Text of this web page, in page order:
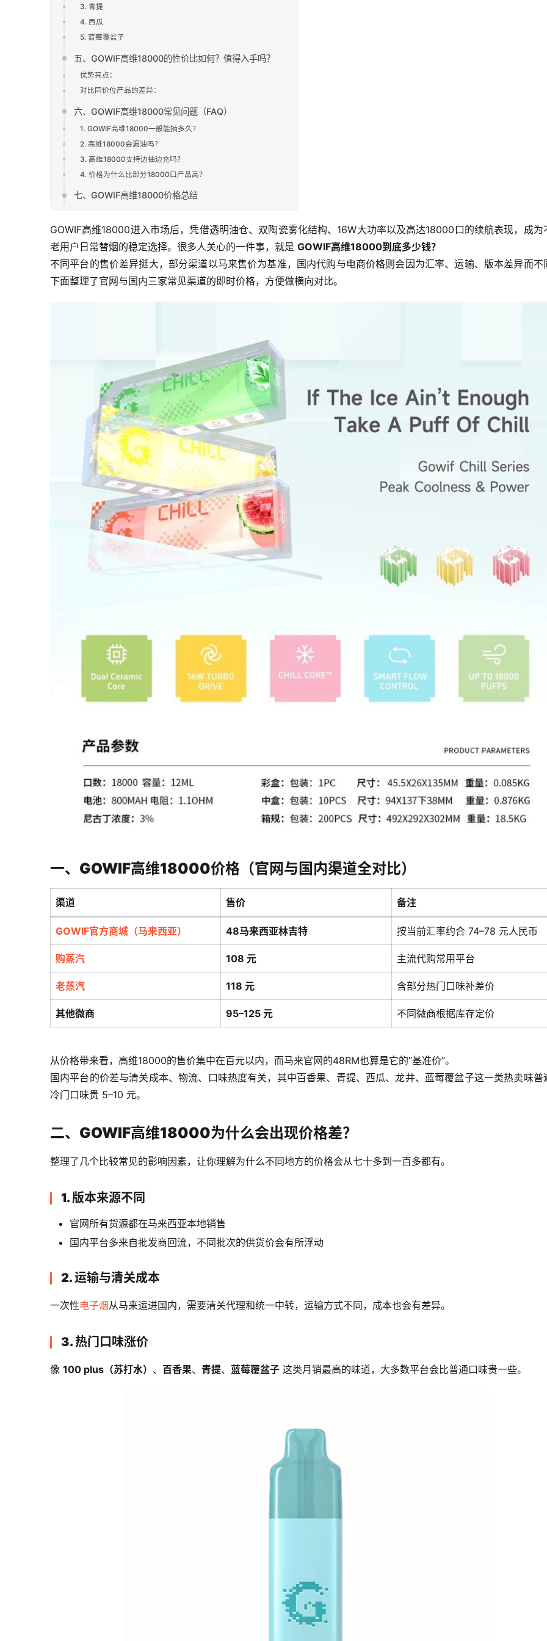
3. 青提
4. 西瓜
5. 蓝莓覆盆子
五、GOWIF高维18000的性价比如何？值得入手吗？
优势亮点：
对比同价位产品的差异：
六、GOWIF高维18000常见问题（FAQ）
1. GOWIF高维18000一般能抽多久？
2. 高维18000会漏油吗？
3. 高维18000支持边抽边充吗？
4. 价格为什么比部分18000口产品高？
七、GOWIF高维18000价格总结
GOWIF高维18000进入市场后，凭借透明油仓、双陶瓷雾化结构、16W大功率以及高达18000口的续航表现，成为
老用户日常替烟的稳定选择。很多人关心的一件事，就是 GOWIF高维18000到底多少钱？
不同平台的售价差异挺大，部分渠道以马来售价为基准，国内代购与电商价格则会因为汇率、运输、版本差异而不
下面整理了官网与国内三家常见渠道的即时价格，方便做横向对比。
一、GOWIF高维18000价格（官网与国内渠道全对比）
渠道 售价 备注
GOWIF官方商城（马来西亚） 48马来西亚林吉特 按当前汇率约合 74–78 元人民币
购蒸汽 108 元 主流代购常用平台
老蒸汽 118 元 含部分热门口味补差价
其他微商 95–125 元 不同微商根据库存定价
从价格带来看，高维18000的售价集中在百元以内，而马来官网的48RM也算是它的“基准价”。
国内平台的价差与清关成本、物流、口味热度有关，其中百香果、青提、西瓜、龙井、蓝莓覆盆子这一类热卖味普
冷门口味贵 5–10 元。
二、GOWIF高维18000为什么会出现价格差？
整理了几个比较常见的影响因素，让你理解为什么不同地方的价格会从七十多到一百多都有。
1. 版本来源不同
官网所有货源都在马来西亚本地销售
国内平台多来自批发商回流，不同批次的供货价会有所浮动
2. 运输与清关成本
一次性电子烟从马来运进国内，需要清关代理和统一中转，运输方式不同，成本也会有差异。
3. 热门口味涨价
像 100 plus（苏打水） 、 百香果、 青提、 蓝莓覆盆子 这类月销最高的味道，大多数平台会比普通口味贵一些。